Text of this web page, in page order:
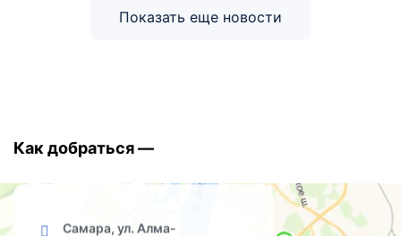
Показать еще новости
Как добраться —
Самара, ул. Алма-